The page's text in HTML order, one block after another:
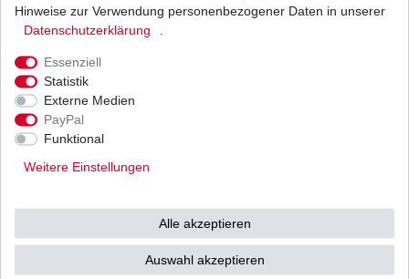
UVP 36,76 €
Hinweise zur Verwendung personenbezogener Daten in unserer
Daten­schutz­erklärung
Essenziell
Statistik
Externe Medien
PayPal
Funktional
Weitere Einstellungen
Alle akzeptieren
Auswahl akzeptieren